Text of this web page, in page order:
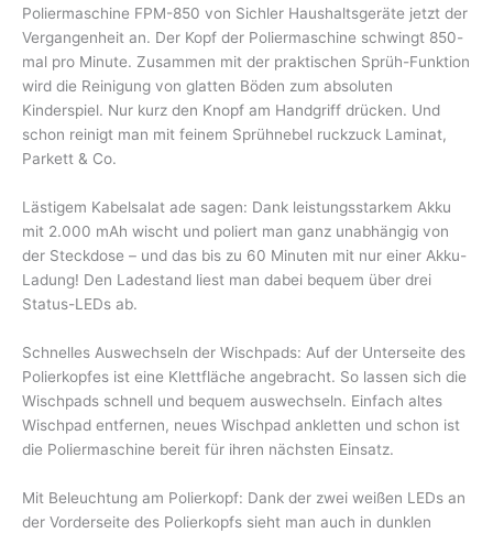
Poliermaschine FPM-850 von Sichler Haushaltsgeräte jetzt der
Vergangenheit an. Der Kopf der Poliermaschine schwingt 850-
mal pro Minute. Zusammen mit der praktischen Sprüh-Funktion
wird die Reinigung von glatten Böden zum absoluten
Kinderspiel. Nur kurz den Knopf am Handgriff drücken. Und
schon reinigt man mit feinem Sprühnebel ruckzuck Laminat,
Parkett & Co.
Lästigem Kabelsalat ade sagen: Dank leistungsstarkem Akku
mit 2.000 mAh wischt und poliert man ganz unabhängig von
der Steckdose – und das bis zu 60 Minuten mit nur einer Akku-
Ladung! Den Ladestand liest man dabei bequem über drei
Status-LEDs ab.
Schnelles Auswechseln der Wischpads: Auf der Unterseite des
Polierkopfes ist eine Klettfläche angebracht. So lassen sich die
Wischpads schnell und bequem auswechseln. Einfach altes
Wischpad entfernen, neues Wischpad ankletten und schon ist
die Poliermaschine bereit für ihren nächsten Einsatz.
Mit Beleuchtung am Polierkopf: Dank der zwei weißen LEDs an
der Vorderseite des Polierkopfs sieht man auch in dunklen